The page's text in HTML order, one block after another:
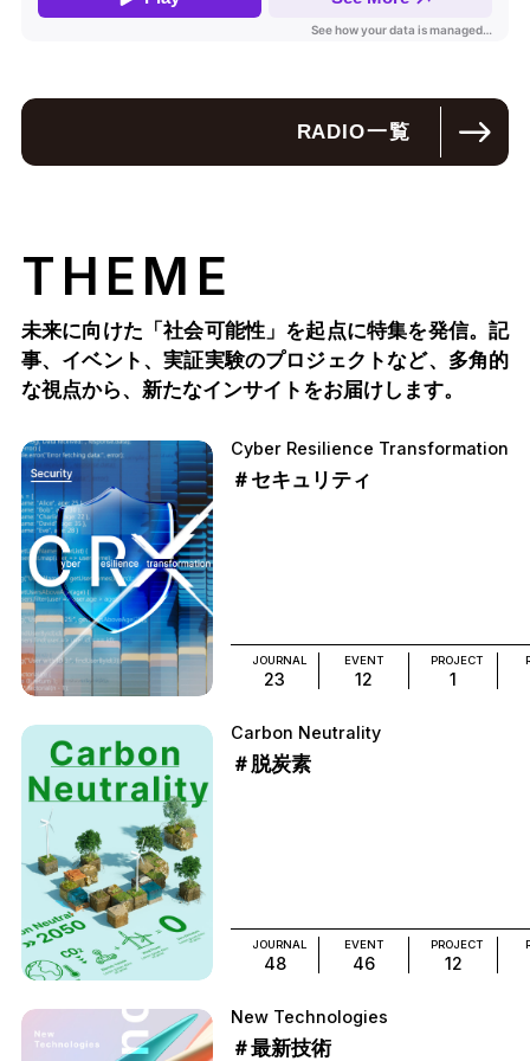
RADIO一覧
THEME
未来に向けた「社会可能性」を起点に特集を発信。記
事、イベント、実証実験のプロジェクトなど、多角的
な視点から、新たなインサイトをお届けします。
Cyber Resilience Transformation
＃セキュリティ
JOURNAL
23
EVENT
12
PROJECT
1
Carbon Neutrality
＃脱炭素
JOURNAL
48
EVENT
46
PROJECT
12
New Technologies
＃最新技術